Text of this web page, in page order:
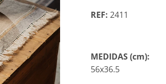
REF: 2411
MEDIDAS (cm):
56x36.5